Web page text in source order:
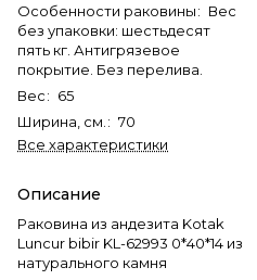
Особенности раковины: Вес
без упаковки: шестьдесят
пять кг. Антигрязевое
покрытие. Без перелива.
Вес: 65
Ширина, см. : 70
Все характеристики
Описание
Раковина из андезита Kotak
Luncur bibir KL-62993 0*40*14 из
натурального камня